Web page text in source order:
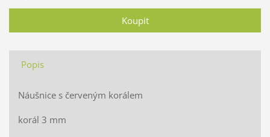
Popis
Náušnice s červeným korálem
korál 3 mm